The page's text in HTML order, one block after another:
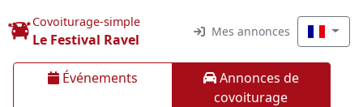
Covoiturage-simple
Le Festival Ravel Mes annonces
Événements
Annonces de
covoiturage